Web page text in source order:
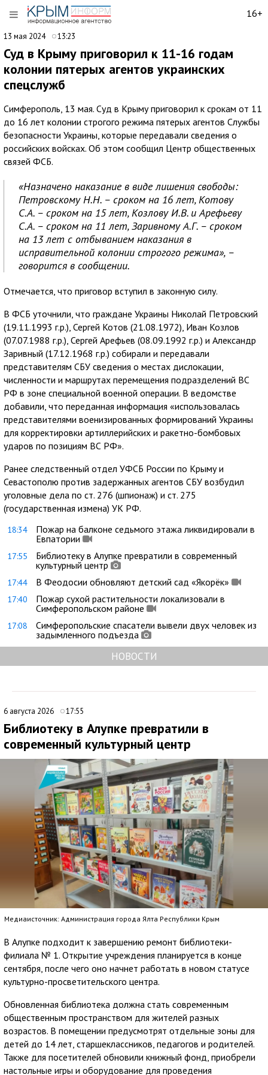
16+
13 мая 2024 13:23
Суд в Крыму приговорил к 11-16 годам
колонии пятерых агентов украинских
спецслужб
Симферополь, 13 мая. Суд в Крыму приговорил к срокам от 11
до 16 лет колонии строгого режима пятерых агентов Службы
безопасности Украины, которые передавали сведения о
российских войсках. Об этом сообщил Центр общественных
связей ФСБ.
«Назначено наказание в виде лишения свободы:
Петровскому Н.Н. – сроком на 16 лет, Котову
С.А. – сроком на 15 лет, Козлову И.В. и Арефьеву
С.А. – сроком на 11 лет, Заривному А.Г. – сроком
на 13 лет с отбыванием наказания в
исправительной колонии строгого режима», –
говорится в сообщении.
Отмечается, что приговор вступил в законную силу.
В ФСБ уточнили, что граждане Украины Николай Петровский
(19.11.1993 г.р.), Сергей Котов (21.08.1972), Иван Козлов
(07.07.1988 г.р.), Сергей Арефьев (08.09.1992 г.р.) и Александр
Заривный (17.12.1968 г.р.) собирали и передавали
представителям СБУ сведения о местах дислокации,
численности и маршрутах перемещения подразделений ВС
РФ в зоне специальной военной операции. В ведомстве
добавили, что переданная информация «использовалась
представителями военизированных формирований Украины
для корректировки артиллерийских и ракетно-бомбовых
ударов по позициям ВС РФ».
Ранее следственный отдел УФСБ России по Крыму и
Севастополю против задержанных агентов СБУ возбудил
уголовные дела по ст. 276 (шпионаж) и ст. 275
(государственная измена) УК РФ.
18:34
Пожар на балконе седьмого этажа ликвидировали в
Евпатории
17:55
Библиотеку в Алупке превратили в современный
культурный центр
17:44 В Феодосии обновляют детский сад «Якорёк»
17:40
Пожар сухой растительности локализовали в
Симферопольском районе
17:08
Симферопольские спасатели вывели двух человек из
задымленного подъезда
НОВОСТИ
6 августа 2026 17:55
Библиотеку в Алупке превратили в
современный культурный центр
Медиаисточник: Администрация города Ялта Республики Крым
В Алупке подходит к завершению ремонт библиотеки-
филиала № 1. Открытие учреждения планируется в конце
сентября, после чего оно начнет работать в новом статусе
культурно-просветительского центра.
Обновленная библиотека должна стать современным
общественным пространством для жителей разных
возрастов. В помещении предусмотрят отдельные зоны для
детей до 14 лет, старшеклассников, педагогов и родителей.
Также для посетителей обновили книжный фонд, приобрели
настольные игры и оборудование для проведения